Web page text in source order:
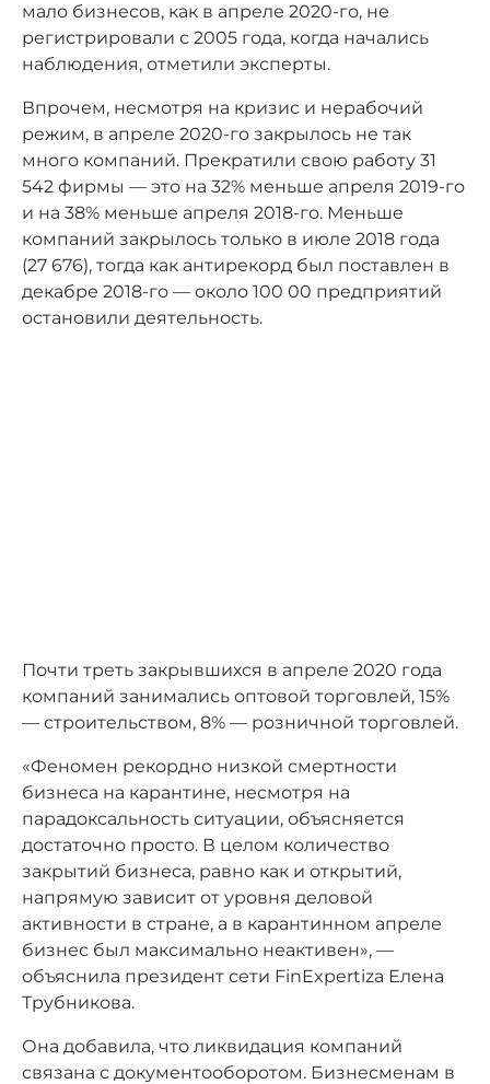
мало бизнесов, как в апреле 2020-го, не
регистрировали с 2005 года, когда начались
наблюдения, отметили эксперты.
Впрочем, несмотря на кризис и нерабочий
режим, в апреле 2020-го закрылось не так
много компаний. Прекратили свою работу 31
542 фирмы — это на 32% меньше апреля 2019-го
и на 38% меньше апреля 2018-го. Меньше
компаний закрылось только в июле 2018 года
(27 676), тогда как антирекорд был поставлен в
декабре 2018-го — около 100 00 предприятий
остановили деятельность.
Почти треть закрывшихся в апреле 2020 года
компаний занимались оптовой торговлей, 15%
— строительством, 8% — розничной торговлей.
«Феномен рекордно низкой смертности
бизнеса на карантине, несмотря на
парадоксальность ситуации, объясняется
достаточно просто. В целом количество
закрытий бизнеса, равно как и открытий,
напрямую зависит от уровня деловой
активности в стране, а в карантинном апреле
бизнес был максимально неактивен», —
объяснила президент сети FinExpertiza Елена
Трубникова.
Она добавила, что ликвидация компаний
связана с документооборотом. Бизнесменам в